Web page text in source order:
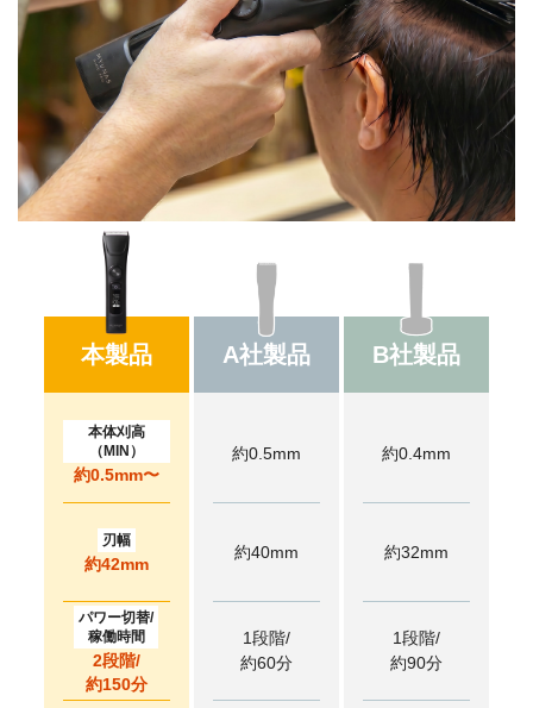
本製品
本体刈高
（MIN）
約0.5mm〜
刃幅
約42mm
パワー切替/
稼働時間
2段階/
約150分
A社製品
約0.5mm
約40mm
1段階/
約60分
B社製品
約0.4mm
約32mm
1段階/
約90分